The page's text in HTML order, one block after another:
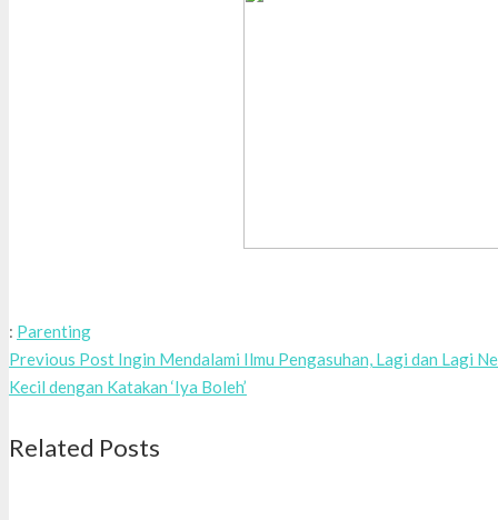
: Parenting
Previous Post Ingin Mendalami Ilmu Pengasuhan, Lagi dan Lagi
Kecil dengan Katakan ‘Iya Boleh’
Related Posts